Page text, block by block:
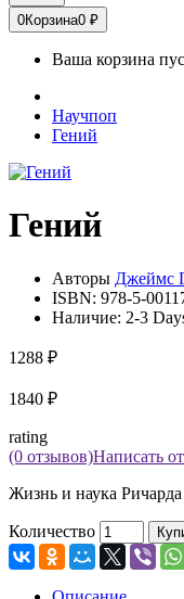
0Корзина0 ₽
Ваша корзина
Научпоп
Гений
Гений
Авторы Джеймс
ISBN: 978-5-
Наличие: 2-3
1288 ₽
1840 ₽
rating
(0 отзывов)Написать
Жизнь и наука
Количество